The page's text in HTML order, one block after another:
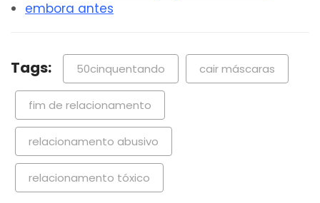
embora antes
Tags: 50cinquentando cair máscaras
fim de relacionamento
relacionamento abusivo
relacionamento tóxico